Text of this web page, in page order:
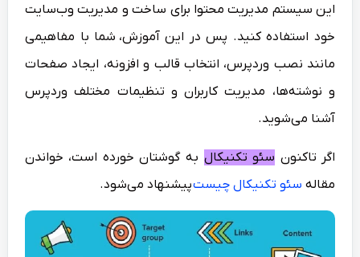
این سیستم مدیریت محتوا برای ساخت و مدیریت وب‌سایت
خود استفاده کنید. پس در این آموزش، شما با مفاهیمی
مانند نصب وردپرس، انتخاب قالب و افزونه، ایجاد صفحات
و نوشته‌ها، مدیریت کاربران و تنظیمات مختلف وردپرس
آشنا می‌شوید.
اگر تاکنون سئو تکنیکال به گوشتان خورده است، خواندن
مقاله سئو تکنیکال چیستپیشنهاد می‌شود.